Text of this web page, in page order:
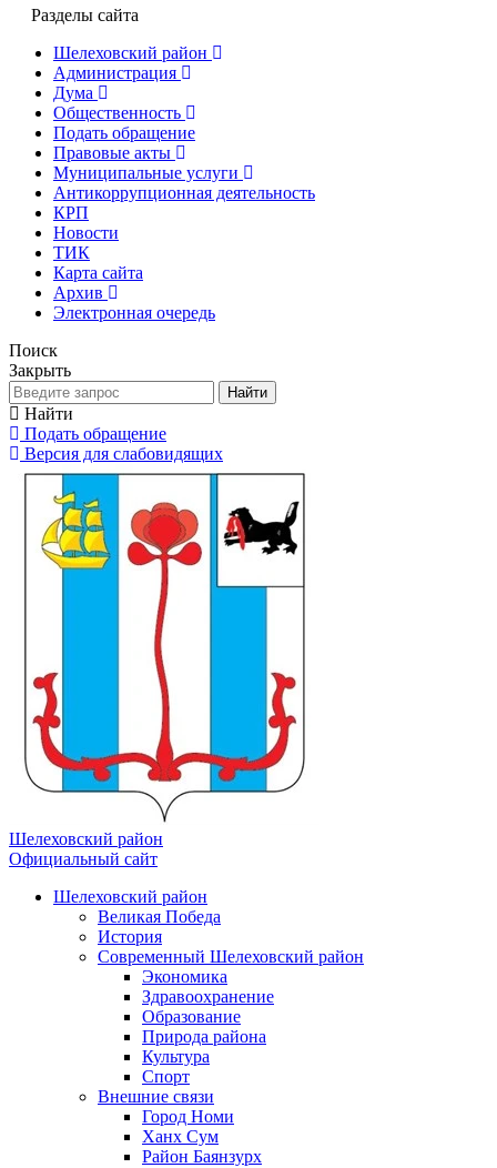
Разделы сайта
Шелеховский район
Администрация
Дума
Общественность
Подать обращение
Правовые акты
Муниципальные услуги
Антикоррупционная деятельность
КРП
Новости
ТИК
Карта сайта
Архив
Электронная очередь
Поиск
Закрыть
Найти
Найти
Подать обращение
Версия для слабовидящих
Шелеховский район
Официальный сайт
Шелеховский район
Великая Победа
История
Современный Шелеховский район
Экономика
Здравоохранение
Образование
Природа района
Культура
Спорт
Внешние связи
Город Номи
Ханх Сум
Район Баянзурх